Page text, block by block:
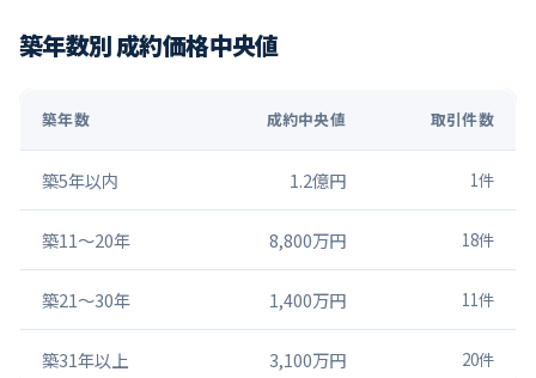
築年数別 成約価格中央値
築年数 成約中央値 取引件数
築5年以内 1.2億円 1件
築11〜20年 8,800万円 18件
築21〜30年 1,400万円 11件
築31年以上 3,100万円 20件